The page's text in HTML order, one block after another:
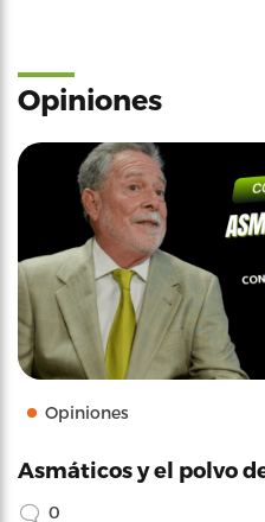
Opiniones
Opiniones
Asmáticos y el polvo
0